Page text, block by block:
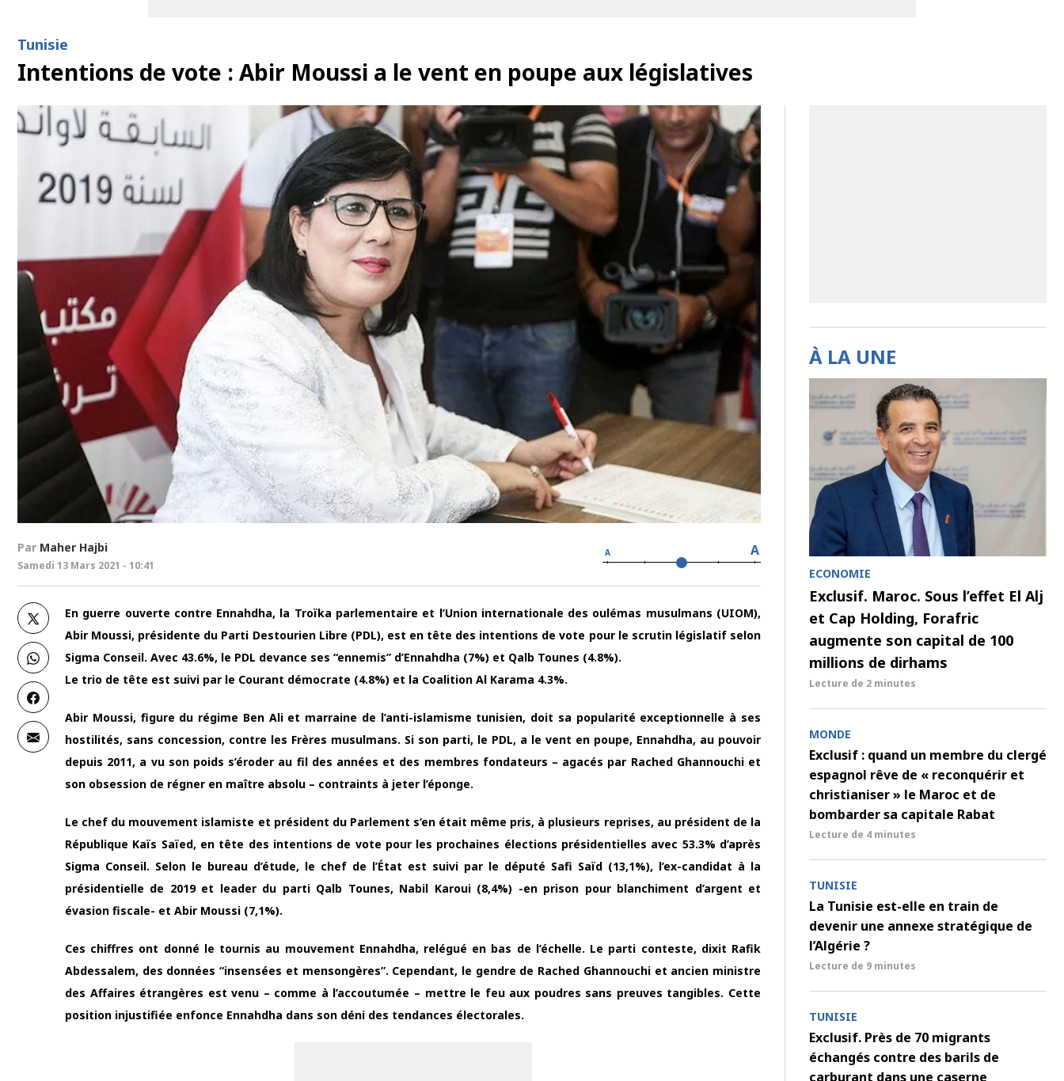
Tunisie
Intentions de vote : Abir Moussi a le vent en poupe aux législatives
Par Maher Hajbi
Samedi 13 Mars 2021 - 10:41
A A
En guerre ouverte contre Ennahdha, la Troïka parlementaire et l’Union internationale des oulémas musulmans (UIOM),
Abir Moussi, présidente du Parti Destourien Libre (PDL), est en tête des intentions de vote pour le scrutin législatif selon
Sigma Conseil. Avec 43.6%, le PDL devance ses “ennemis” d’Ennahdha (7%) et Qalb Tounes (4.8%).
Le trio de tête est suivi par le Courant démocrate (4.8%) et la Coalition Al Karama 4.3%.
Abir Moussi, figure du régime Ben Ali et marraine de l’anti-islamisme tunisien, doit sa popularité exceptionnelle à ses
hostilités, sans concession, contre les Frères musulmans. Si son parti, le PDL, a le vent en poupe, Ennahdha, au pouvoir
depuis 2011, a vu son poids s’éroder au fil des années et des membres fondateurs – agacés par Rached Ghannouchi et
son obsession de régner en maître absolu – contraints à jeter l’éponge.
Le chef du mouvement islamiste et président du Parlement s’en était même pris, à plusieurs reprises, au président de la
République Kaïs Saïed, en tête des intentions de vote pour les prochaines élections présidentielles avec 53.3% d’après
Sigma Conseil. Selon le bureau d’étude, le chef de l’État est suivi par le député Safi Saïd (13,1%), l’ex-candidat à la
présidentielle de 2019 et leader du parti Qalb Tounes, Nabil Karoui (8,4%) -en prison pour blanchiment d’argent et
évasion fiscale- et Abir Moussi (7,1%).
Ces chiffres ont donné le tournis au mouvement Ennahdha, relégué en bas de l’échelle. Le parti conteste, dixit Rafik
Abdessalem, des données “insensées et mensongères”. Cependant, le gendre de Rached Ghannouchi et ancien ministre
des Affaires étrangères est venu – comme à l’accoutumée – mettre le feu aux poudres sans preuves tangibles. Cette
position injustifiée enfonce Ennahdha dans son déni des tendances électorales.
À LA UNE
ECONOMIE
Exclusif. Maroc. Sous l’effet El Alj
et Cap Holding, Forafric
augmente son capital de 100
millions de dirhams
Lecture de 2 minutes
MONDE
Exclusif : quand un membre du clergé
espagnol rêve de « reconquérir et
christianiser » le Maroc et de
bombarder sa capitale Rabat
Lecture de 4 minutes
TUNISIE
La Tunisie est-elle en train de
devenir une annexe stratégique de
l’Algérie ?
Lecture de 9 minutes
TUNISIE
Exclusif. Près de 70 migrants
échangés contre des barils de
carburant dans une caserne